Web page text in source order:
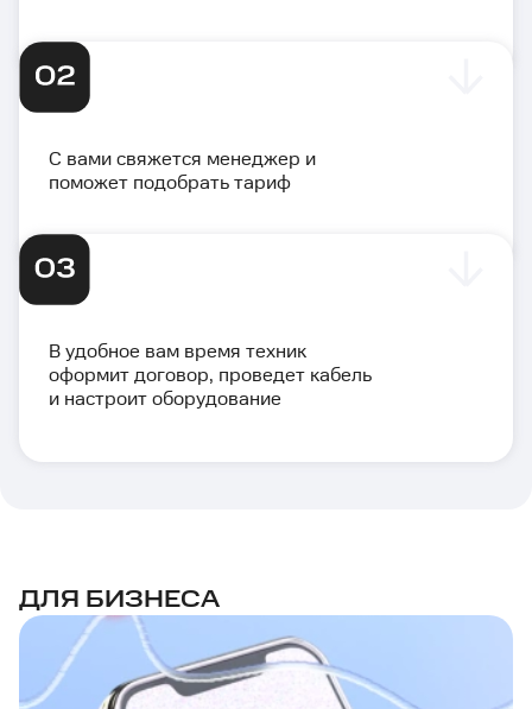
С вами свяжется менеджер и
поможет подобрать тариф
В удобное вам время техник
оформит договор, проведет кабель
и настроит оборудование
ДЛЯ БИЗНЕСА